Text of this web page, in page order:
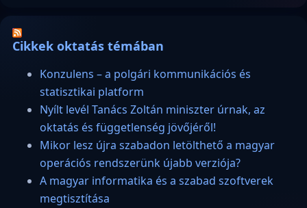
Cikkek oktatás témában
Konzulens – a polgári kommunikációs és
statisztikai platform
Nyílt levél Tanács Zoltán miniszter úrnak, az
oktatás és függetlenség jövőjéről!
Mikor lesz újra szabadon letölthető a magyar
operációs rendszerünk újabb verziója?
A magyar informatika és a szabad szoftverek
megtisztítása